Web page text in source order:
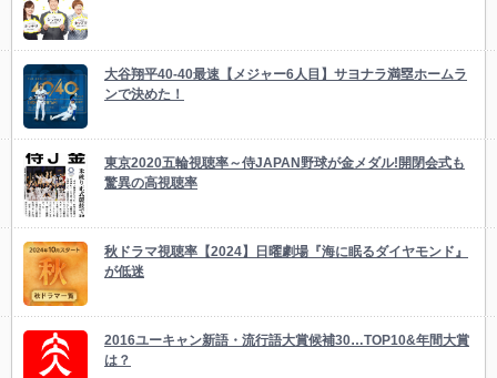
大谷翔平40-40最速【メジャー6人目】サヨナラ満塁ホームラ
ンで決めた！
東京2020五輪視聴率～侍JAPAN野球が金メダル!開閉会式も
驚異の高視聴率
秋ドラマ視聴率【2024】日曜劇場『海に眠るダイヤモンド』
が低迷
2016ユーキャン新語・流行語大賞候補30…TOP10&年間大賞
は？